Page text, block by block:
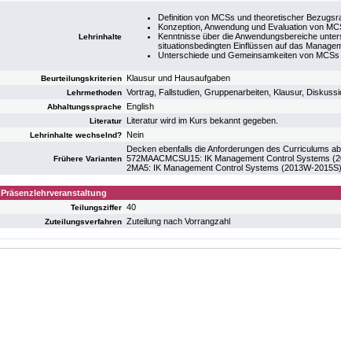
Lehrinhalte
Definition von MCSs und theoretischer
Konzeption, Anwendung und Evaluation von
Kenntnisse über die Anwendungsbereiche
situationsbedingten Einflüssen auf das
Unterschiede und Gemeinsamkeiten von
Beurteilungskriterien Klausur und Hausaufgaben
Lehrmethoden Vortrag, Fallstudien, Gruppenarbeiten, Klausur,
Abhaltungssprache English
Literatur Literatur wird im Kurs bekannt gegeben.
Lehrinhalte wechselnd? Nein
Frühere Varianten
Decken ebenfalls die Anforderungen des Curriculums
572MAACMCSU15: IK Management Control Systems
2MA5: IK Management Control Systems (2013W-2015S)
Präsenzlehrveranstaltung
Teilungsziffer 40
Zuteilungsverfahren Zuteilung nach Vorrangzahl